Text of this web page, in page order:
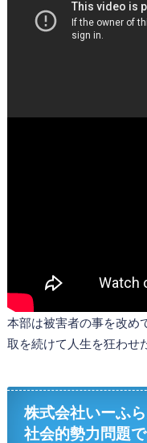
本部は被害者の事を改め
取を続けて人生を狂わせ
株式会社いーふ
社会的勢力問題